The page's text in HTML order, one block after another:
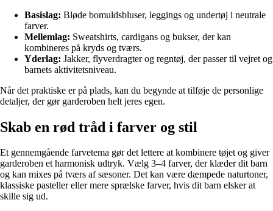
Basislag: Bløde bomuldsbluser, leggings og undertøj i neutrale
farver.
Mellemlag: Sweatshirts, cardigans og bukser, der kan
kombineres på kryds og tværs.
Yderlag: Jakker, flyverdragter og regntøj, der passer til vejret og
barnets aktivitetsniveau.
Når det praktiske er på plads, kan du begynde at tilføje de personlige
detaljer, der gør garderoben helt jeres egen.
Skab en rød tråd i farver og stil
Et gennemgående farvetema gør det lettere at kombinere tøjet og giver
garderoben et harmonisk udtryk. Vælg 3–4 farver, der klæder dit barn
og kan mixes på tværs af sæsoner. Det kan være dæmpede naturtoner,
klassiske pasteller eller mere sprælske farver, hvis dit barn elsker at
skille sig ud.